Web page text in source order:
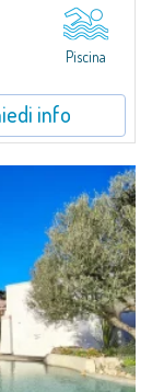
dolce: questa, e
terreno di...
Piscina
info